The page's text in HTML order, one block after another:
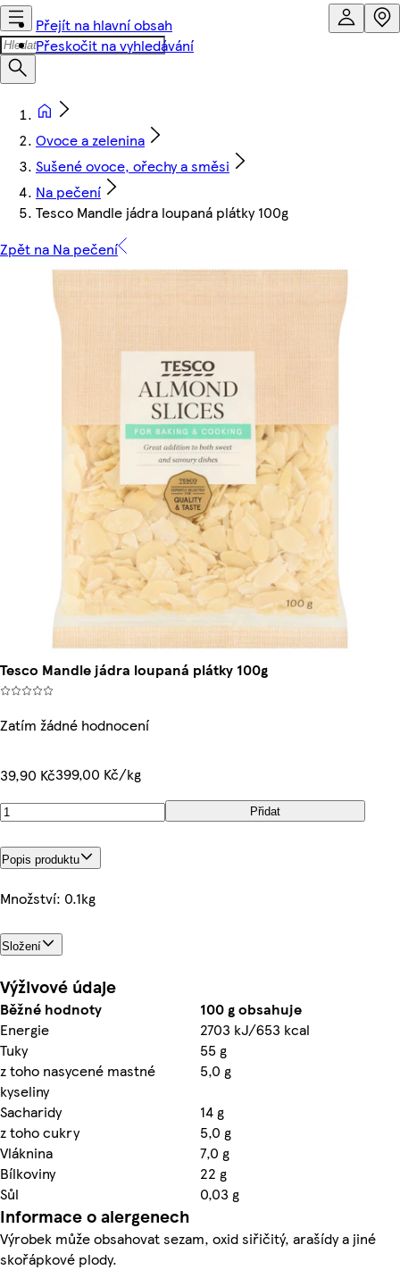
Přejít na hlavní obsah
Přeskočit na vyhledávání
Ovoce a zelenina
Sušené ovoce, ořechy a směsi
Na pečení
Tesco Mandle jádra loupaná plátky 100g
Zpět na Na pečení
Tesco Mandle jádra loupaná plátky 100g
Zatím žádné hodnocení
39,90 Kč399,00 Kč/kg
Přidat
Popis produktu
Množství: 0.1kg
Složení
Výživové údaje
Běžné hodnoty
100 g obsahuje
Energie
2703 kJ/653 kcal
Tuky
55 g
z toho nasycené mastné
kyseliny
5,0 g
Sacharidy
14 g
z toho cukry
5,0 g
Vláknina
7,0 g
Bílkoviny
22 g
Sůl
0,03 g
Informace o alergenech
Výrobek může obsahovat sezam, oxid siřičitý, arašídy a jiné
skořápkové plody.